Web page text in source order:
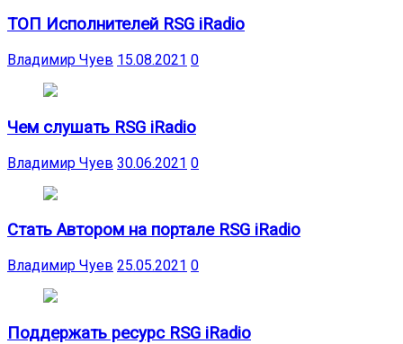
ТОП Исполнителей RSG iRadio
Владимир Чуев 15.08.2021 0
Чем слушать RSG iRadio
Владимир Чуев 30.06.2021 0
Стать Автором на портале RSG iRadio
Владимир Чуев 25.05.2021 0
Поддержать ресурс RSG iRadio